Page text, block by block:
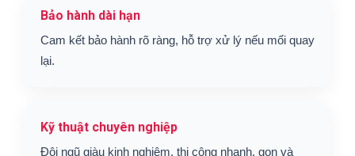
Bảo hành dài hạn
Cam kết bảo hành rõ ràng, hỗ trợ xử lý nếu mối quay
lại.
Kỹ thuật chuyên nghiệp
Đội ngũ giàu kinh nghiệm, thi công nhanh, gọn và